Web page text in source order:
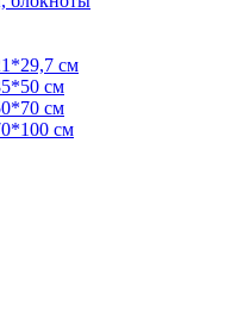
см
см
см
см